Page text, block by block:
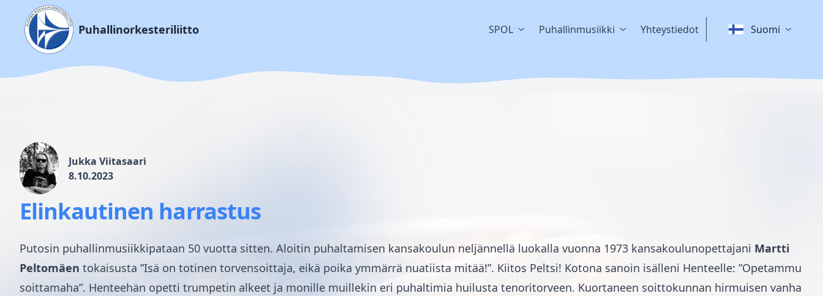
Puhallinorkesteriliitto SPOL Puhallinmusiikki Yhteystiedot Suomi
Jukka Viitasaari
8.10.2023
Elinkautinen harrastus
Putosin puhallinmusiikkipataan 50 vuotta sitten. Aloitin puhaltamisen kansakoulun neljännellä luokalla vuonna 1973 kansakoulunopettajani Martti
Peltomäen tokaisusta ”Isä on totinen torvensoittaja, eikä poika ymmärrä nuatiista mitää!”. Kiitos Peltsi! Kotona sanoin isälleni Henteelle: ”Opetammu
soittamaha”. Henteehän opetti trumpetin alkeet ja monille muillekin eri puhaltimia huilusta tenoritorveen. Kuortaneen soittokunnan hirmuisen vanha